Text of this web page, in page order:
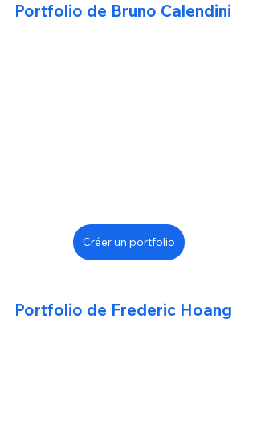
Portfolio de Bruno Calendini
Créer un portfolio
Portfolio de Frederic Hoang